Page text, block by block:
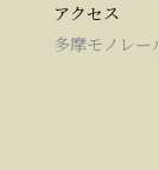
アクセス
多摩モノレ